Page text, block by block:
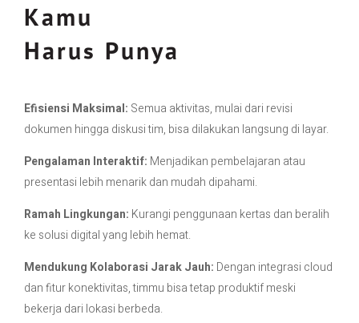
Kamu
Harus Punya
Efisiensi Maksimal: Semua aktivitas, mulai dari revisi
dokumen hingga diskusi tim, bisa dilakukan langsung di layar.
Pengalaman Interaktif: Menjadikan pembelajaran atau
presentasi lebih menarik dan mudah dipahami.
Ramah Lingkungan: Kurangi penggunaan kertas dan beralih
ke solusi digital yang lebih hemat.
Mendukung Kolaborasi Jarak Jauh: Dengan integrasi cloud
dan fitur konektivitas, timmu bisa tetap produktif meski
bekerja dari lokasi berbeda.